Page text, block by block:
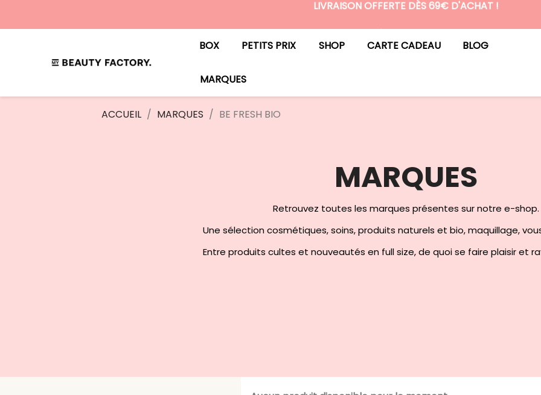
LIVRAISON OFFERTE DÈS 69€ D'ACHAT !
BOX PETITS PRIX SHOP CARTE CADEAU BLOG
MARQUES
ACCUEIL MARQUES BE FRESH BIO
MARQUES
Retrouvez toutes les marques présentes sur notre e-shop.
Une sélection cosmétiques, soins, produits naturels et bio, maquillage,
Entre produits cultes et nouveautés en full size, de quoi se faire plaisir et